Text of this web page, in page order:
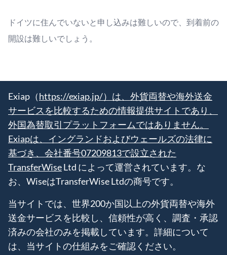
ドイツに住んでいないと申し込みは難しいので、到着前の
開設は難しいでしょう。
Exiap（https://exiap.jp/）は、外貨両替や海外送金
サービスを比較するための情報提供サイトであり、
外国為替取引プラットフォームではありません。
Exiapは、イングランドおよびウェールズの法律に
基づき、会社番号07209813で設立された
TransferWiseLtd によって運営されています。な
お、WiseはTransferWise Ltdの商号です。
当サイトでは、世界200か国以上の外貨両替や海外
送金サービスを比較し、信頼性が高く、調査・承認
済みの会社のみを掲載しています。詳細について
は、当サイトの仕組みをご確認ください。